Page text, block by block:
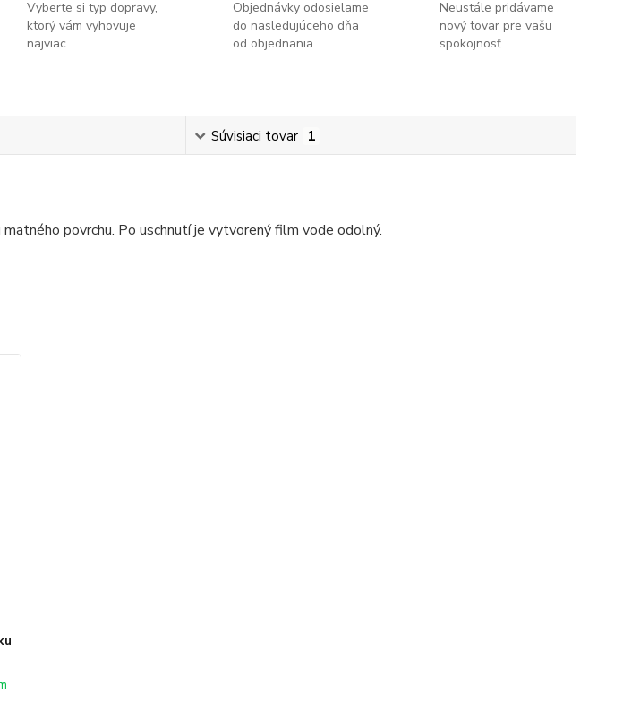
Vyberte si typ dopravy,
ktorý vám vyhovuje
najviac.
Objednávky odosielame
do nasledujúceho dňa
od objednania.
Neustále pridávame
nový tovar pre vašu
spokojnosť.
Súvisiaci tovar 1
povrchu. Po uschnutí je vytvorený film vode odolný.